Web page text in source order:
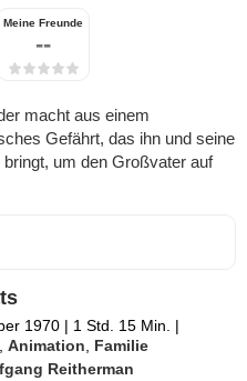
Meine Freunde
--
macht aus einem
Gefährt, das ihn und seine
um den Großvater auf
1970 | 1 Std. 15 Min. |
,Animation
Familie
Reitherman